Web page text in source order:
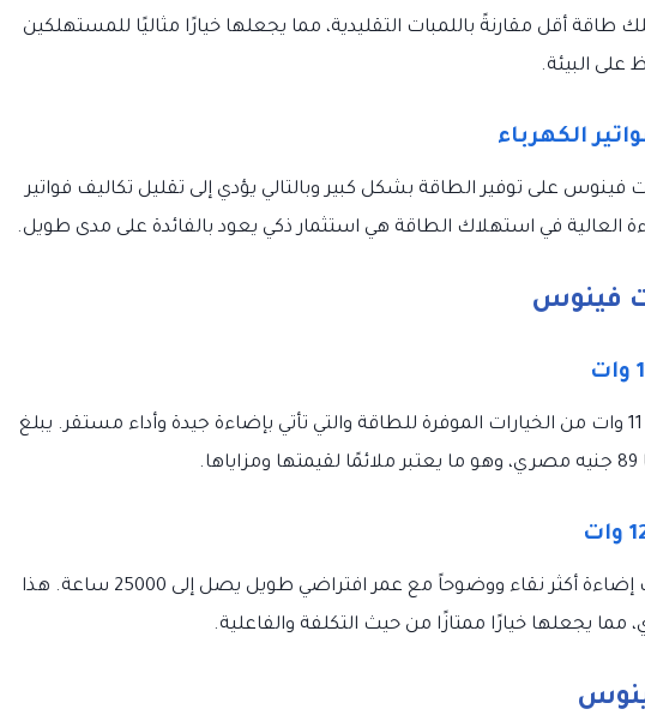
أقل مقارنةً باللمبات التقليدية، مما يجعلها خيارًا مثاليًا للمستهلكين
على البيئة.
على توفير الطاقة بشكل كبير وبالتالي يؤدي إلى تقليل تكاليف فواتير
العالية في استهلاك الطاقة هي استثمار ذكي يعود بالفائدة على مدى طويل.
فينوس
تعتبر لمبة فينوس ليد بلب بقوة 11 وات من الخيارات الموفرة للطاقة والتي تأتي بإضاءة جيدة وأداء مستقر. يبلغ
توفر لمبة فينوس ليد بلب 12 وات إضاءة أكثر نقاء ووضوحاً مع عمر افتراضي طويل يصل إلى 25000 ساعة. هذا